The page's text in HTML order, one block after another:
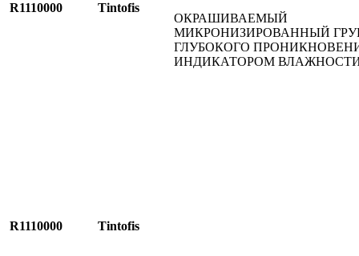
ОКРАШИВАЕМЫЙ
МИКРОНИЗИРОВАННЫЙ
ГЛУБОКОГО
ИНДИКАТОРОМ
R1110000 Tintofis
R1110000 Tintofis